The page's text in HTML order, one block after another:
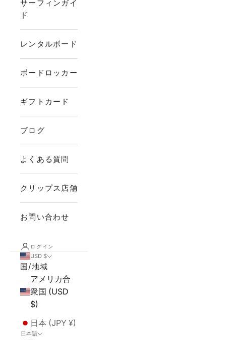
サーフィンガイ
ド
レンタルボード
ボードロッカー
ギフトカード
ブログ
よくある質問
クリップス店舗
お問い合わせ
ログイン
USD $
国/地域
アメリカ合
衆国 (USD
$)
日本 (JPY ¥)
日本語